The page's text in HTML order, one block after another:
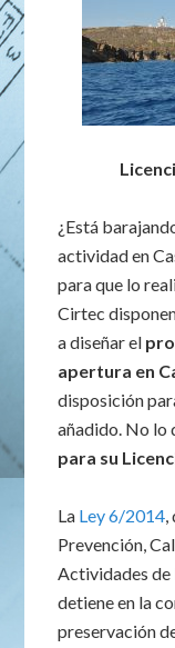
¿Está
actividad en
para que lo
Cirtec
a diseñar el
apertura en
disposición
añadido. No lo
para su
La Ley 6/2014,
Prevención,
Actividades de
detiene en la
preservación